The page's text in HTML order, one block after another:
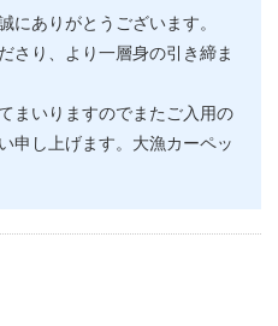
にありがとうございます。
さり、より一層身の引き締ま
まいりますのでまたご入用の
申し上げます。大漁カーペッ